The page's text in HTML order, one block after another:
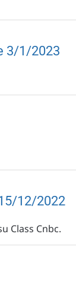
3/1/2023
12/2022
Class Cnbc.